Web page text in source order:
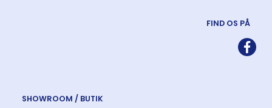
FIND OS PÅ
SHOWROOM / BUTIK